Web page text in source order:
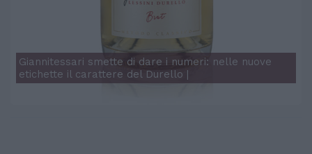
Giannitessari smette di dare i numeri: nelle nuove
etichette il carattere del Durello |